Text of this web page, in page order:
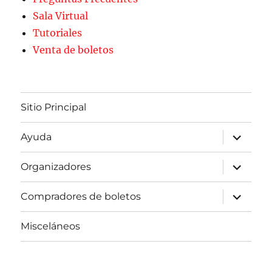
Sala Virtual
Tutoriales
Venta de boletos
Sitio Principal
Ayuda
expande
el
menú
inferior
Organizadores
expande
el
menú
inferior
Compradores de boletos
expande
el
menú
Misceláneos